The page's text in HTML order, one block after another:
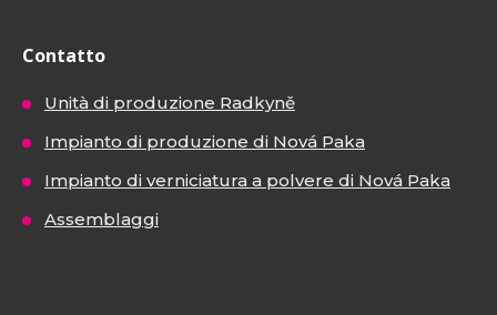
Contatto
Unità di produzione Radkyně
Impianto di produzione di Nová Paka
Impianto di verniciatura a polvere di Nová Paka
Assemblaggi